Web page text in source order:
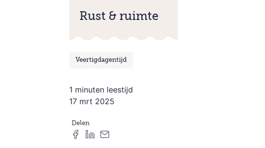
Rust & ruimte
Veertigdagentijd
1 minuten leestijd
17 mrt 2025
Delen